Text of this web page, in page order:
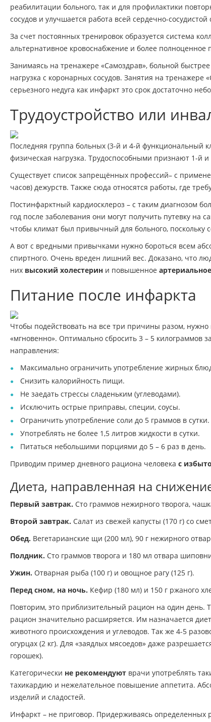
реабилитации больного, так и для профилактики
сосудов и улучшается работа всей сердечно-сосудистой
За счет постоянных тренировок образуется система
альтернативное кровоснабжение и более
Занимаясь на тренажере «Самоздрав», больной
нагрузка с коронарных сосудов. Занятия на тренажере
серьезного недуга как инфаркт это срок достаточно
Трудоустройство или
Последняя группа больных (3-й и 4-й функциональный
физическая нагрузка. Трудоспособными признают 1-й
Существует список запрещённых профессий– с
часов) дежурств. Также сюда относятся работы, где
Постинфарктный кардиосклероз – с таким диагнозом
год после заболевания они могут получить путевку на
чтобы климат был привычный для больного, поскольку
А вот с вредными привычками нужно бороться всем
спиртного. Очень вреден лишний вес. Доказано, что
них высокий холестерин и повышенное
Питание после инфаркта
Чтобы подействовать на все три причины разом,
«мгновенно». Оптимально сбросить 3 – 5 килограммов
направления:
Максимально ограничить употребление жирных
Снизить калорийность пищи.
Не заедать стрессы сладеньким (углеводами).
Исключить острые приправы, специи, соусы.
Ограничить употребление соли до 5 граммов в сутки.
Употреблять не более 1,5 литров жидкости в сутки.
Питаться небольшими порциями до 5 – 6 раз в день.
Приводим пример дневного рациона человека с
Диета, направленная на
Первый завтрак. Сто граммов нежирного творога,
Второй завтрак. Салат из свежей капусты (170 г) со
Обед. Вегетарианские щи (200 мл), 90 г нежирного
Полдник. Сто граммов творога и 180 мл отвара
Ужин. Отварная рыба (100 г) и овощное рагу (125 г).
Перед сном, на ночь. Кефир (180 мл) и 150 г ржаного
Повторим, это приблизительный рацион на один день.
рацион значительно расширяется. Им назначается
животного происхождения и углеводов. Так же 4-5
огурцах (2 кг). Для «заядлых мясоедов» даже
горошек).
Категорически не рекомендуют врачи употреблять
тахикардию и нежелательное повышение аппетита.
изделий и сладостей.
Инфаркт – не приговор. Придерживаясь определенных